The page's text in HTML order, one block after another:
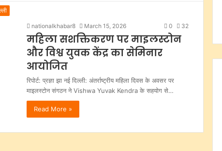
nationalkhabar8 March 15, 2026 0 32
महिला सशक्तिकरण पर माइलस्टोन
और विश्व युवक केंद्र का सेमिनार
आयोजित
रिपोर्ट: प्रज्ञा झा नई दिल्ली: अंतर्राष्ट्रीय महिला दिवस के अवसर पर
माइलस्टोन संगठन ने Vishwa Yuvak Kendra के सहयोग से…
Read More »